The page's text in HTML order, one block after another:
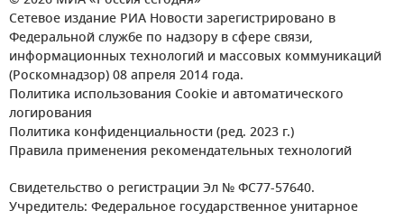
Сетевое издание РИА Новости зарегистрировано в
Федеральной службе по надзору в сфере связи,
информационных технологий и массовых коммуникаций
(Роскомнадзор) 08 апреля 2014 года.
Политика использования Cookie и автоматического
логирования
Политика конфиденциальности (ред. 2023 г.)
Правила применения рекомендательных технологий
Свидетельство о регистрации Эл № ФС77-57640.
Учредитель: Федеральное государственное унитарное